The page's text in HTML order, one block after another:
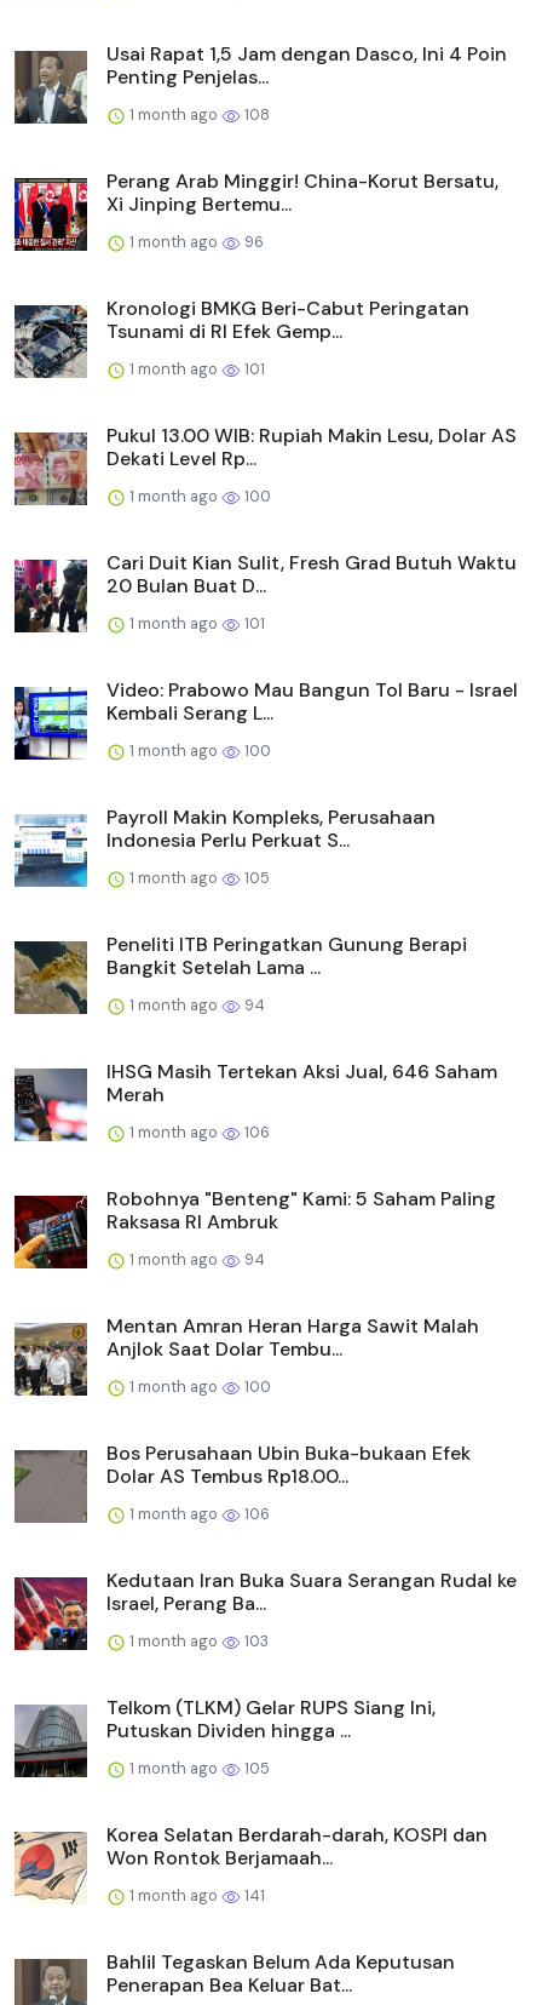
Usai Rapat 1,5 Jam dengan Dasco, Ini 4 Poin
Penting Penjelas...
1 month ago 108
Perang Arab Minggir! China-Korut Bersatu,
Xi Jinping Bertemu...
1 month ago 96
Kronologi BMKG Beri-Cabut Peringatan
Tsunami di RI Efek Gemp...
1 month ago 101
Pukul 13.00 WIB: Rupiah Makin Lesu, Dolar AS
Dekati Level Rp...
1 month ago 100
Cari Duit Kian Sulit, Fresh Grad Butuh Waktu
20 Bulan Buat D...
1 month ago 101
Video: Prabowo Mau Bangun Tol Baru - Israel
Kembali Serang L...
1 month ago 100
Payroll Makin Kompleks, Perusahaan
Indonesia Perlu Perkuat S...
1 month ago 105
Peneliti ITB Peringatkan Gunung Berapi
Bangkit Setelah Lama ...
1 month ago 94
IHSG Masih Tertekan Aksi Jual, 646 Saham
Merah
1 month ago 106
Robohnya "Benteng" Kami: 5 Saham Paling
Raksasa RI Ambruk
1 month ago 94
Mentan Amran Heran Harga Sawit Malah
Anjlok Saat Dolar Tembu...
1 month ago 100
Bos Perusahaan Ubin Buka-bukaan Efek
Dolar AS Tembus Rp18.00...
1 month ago 106
Kedutaan Iran Buka Suara Serangan Rudal ke
Israel, Perang Ba...
1 month ago 103
Telkom (TLKM) Gelar RUPS Siang Ini,
Putuskan Dividen hingga ...
1 month ago 105
Korea Selatan Berdarah-darah, KOSPI dan
Won Rontok Berjamaah...
1 month ago 141
Bahlil Tegaskan Belum Ada Keputusan
Penerapan Bea Keluar Bat...